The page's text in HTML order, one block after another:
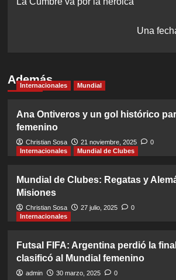
navigation
Una
Además
Internacionales Mundial
Ana Ontiveros y un gol histórico
femenino
Christian Sosa 21 noviembre, 2025
0
Internacionales
Mundial de Clubes
Mundial de Clubes: Regatas y
Misiones
Christian Sosa 27 julio, 2025
0
Internacionales
Futsal FIFA: Argentina perdió la
clasificó al Mundial femenino
admin 30 marzo, 2025 0